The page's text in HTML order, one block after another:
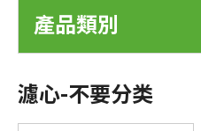
產品類別
濾心-不要分类